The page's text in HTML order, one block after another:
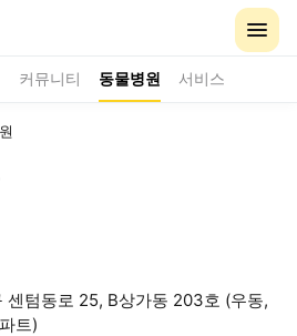
커뮤니티 동물병원 서비스
센텀동로 25, B상가동 203호 (우동,
트)